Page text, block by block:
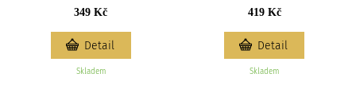
349 Kč
Skladem
Detail
419 Kč
Skladem
Detail